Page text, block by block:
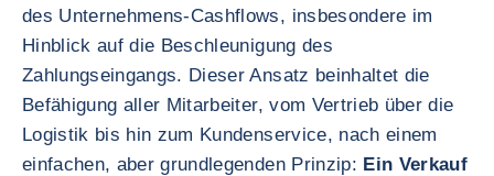
des Unternehmens-Cashflows, insbesondere im
Hinblick auf die Beschleunigung des
Zahlungseingangs. Dieser Ansatz beinhaltet die
Befähigung aller Mitarbeiter, vom Vertrieb über die
Logistik bis hin zum Kundenservice, nach einem
einfachen, aber grundlegenden Prinzip: Ein Verkauf